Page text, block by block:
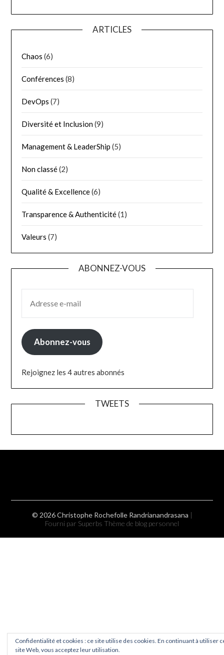
ARTICLES
Chaos (6)
Conférences (8)
DevOps (7)
Diversité et Inclusion(9)
Management & LeaderShip (5)
Non classé(2)
Qualité & Excellence(6)
Transparence & Authenticité(1)
Valeurs (7)
ABONNEZ-VOUS
Abonnez-vous
Rejoignez les 4 autres abonnés
TWEETS
Confidentialité et cookies : ce site utilise des cookies. En continuant à utiliser
site Web, vous acceptez leur utilisation.
© 2026 Christophe Rochefolle Randrianandrasana |
Fourni par Superbs Thème de blog personnel